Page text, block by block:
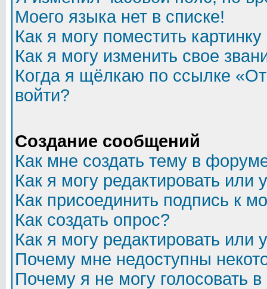
Моего языка нет в списке!
Как я могу поместить
Как я могу изменить свое
Когда я щёлкаю по ссылке
войти?
Создание сообщений
Как мне создать тему в
Как я могу редактировать или
Как присоединить подпись к
Как создать опрос?
Как я могу редактировать или
Почему мне недоступны
Почему я не могу голосовать